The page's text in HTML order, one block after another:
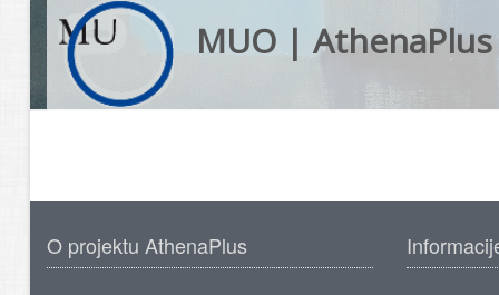
MUO | AthenaPlus
O projektu AthenaPlus